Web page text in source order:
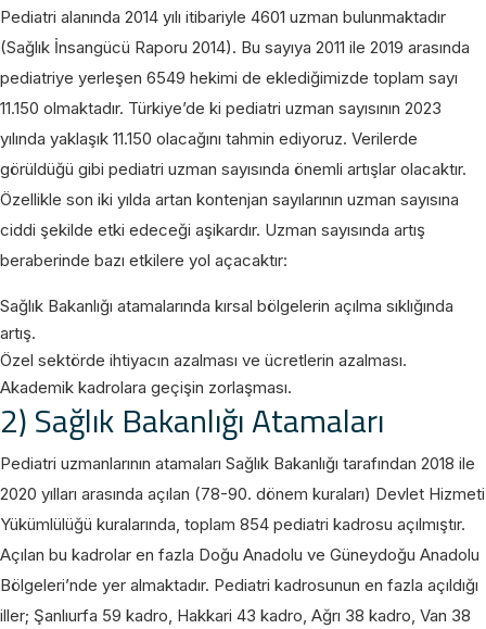
Pediatri alanında 2014 yılı itibariyle 4601 uzman bulunmaktadır
(Sağlık İnsangücü Raporu 2014). Bu sayıya 2011 ile 2019 arasında
pediatriye yerleşen 6549 hekimi de eklediğimizde toplam sayı
11.150 olmaktadır. Türkiye’de ki pediatri uzman sayısının 2023
yılında yaklaşık 11.150 olacağını tahmin ediyoruz. Verilerde
görüldüğü gibi pediatri uzman sayısında önemli artışlar olacaktır.
Özellikle son iki yılda artan kontenjan sayılarının uzman sayısına
ciddi şekilde etki edeceği aşikardır. Uzman sayısında artış
beraberinde bazı etkilere yol açacaktır:
Sağlık Bakanlığı atamalarında kırsal bölgelerin açılma sıklığında
artış.
Özel sektörde ihtiyacın azalması ve ücretlerin azalması.
Akademik kadrolara geçişin zorlaşması.
2) Sağlık Bakanlığı Atamaları
Pediatri uzmanlarının atamaları Sağlık Bakanlığı tarafından 2018 ile
2020 yılları arasında açılan (78-90. dönem kuraları) Devlet Hizmeti
Yükümlülüğü kuralarında, toplam 854 pediatri kadrosu açılmıştır.
Açılan bu kadrolar en fazla Doğu Anadolu ve Güneydoğu Anadolu
Bölgeleri’nde yer almaktadır. Pediatri kadrosunun en fazla açıldığı
iller; Şanlıurfa 59 kadro, Hakkari 43 kadro, Ağrı 38 kadro, Van 38